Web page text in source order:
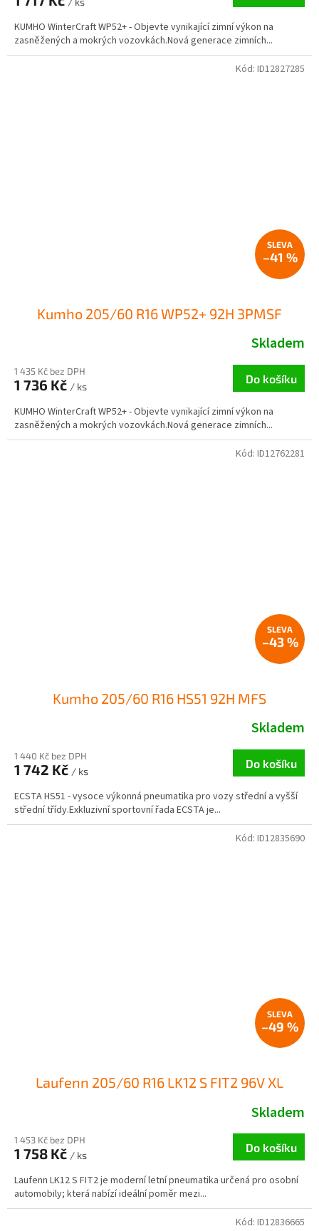
KUMHO WinterCraft WP52+ - Objevte vynikající zimní výkon na
zasněžených a mokrých vozovkách.Nová generace zimních...
–41 %
Kumho 205/60 R16 WP52+ 92H 3PMSF
Skladem
1 435 Kč bez DPH
1 736 Kč / ks
Do košíku
KUMHO WinterCraft WP52+ - Objevte vynikající zimní výkon na
zasněžených a mokrých vozovkách.Nová generace zimních...
Kód: ID12827285
–43 %
Kumho 205/60 R16 HS51 92H MFS
Skladem
1 440 Kč bez DPH
1 742 Kč / ks
Do košíku
ECSTA HS51 - vysoce výkonná pneumatika pro vozy střední a vyšší
střední třídy.Exkluzivní sportovní řada ECSTA je...
Kód: ID12762281
–49 %
Laufenn 205/60 R16 LK12 S FIT2 96V XL
Skladem
1 453 Kč bez DPH
1 758 Kč / ks
Do košíku
Laufenn LK12 S FIT2 je moderní letní pneumatika určená pro osobní
automobily; která nabízí ideální poměr mezi...
Kód: ID12835690
Kód: ID12836665